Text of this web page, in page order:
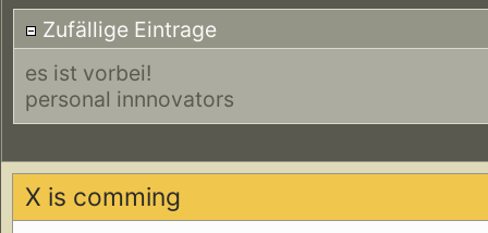
Zufällige Eintrage
es ist vorbei!
personal innnovators
X is comming